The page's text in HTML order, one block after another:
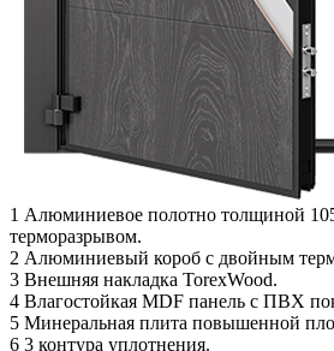
1 Алюминиевое полотно толщиной
терморазрывом.
2 Алюминиевый короб с двойным
3 Внешняя накладка TorexWood.
4 Влагостойкая MDF панель с ПВХ
5 Минеральная плита повышенной
6 3 контура уплотнения.